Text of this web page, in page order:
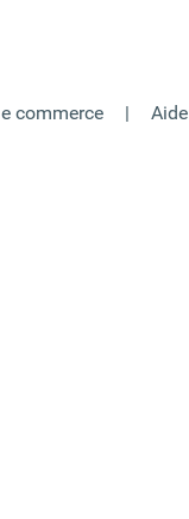
commerce | Aide